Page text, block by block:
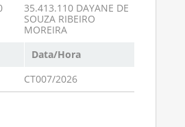
35.413.110 DAYANE DE
SOUZA RIBEIRO
MOREIRA
Data/Hora
CT007/2026